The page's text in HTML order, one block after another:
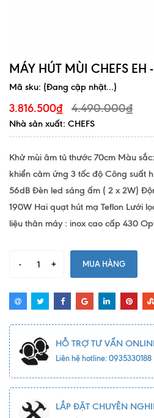
MÁY HÚT MÙI CHEFS EH
Mã sku: (Đang cập nhật...)
3.816.500₫ 4.490.000₫
Nhà sản xuất: CHEFS
Khử mùi âm tủ thước 70cm Màu
khiển cảm ứng 3 tốc độ Công suất
56dB Đèn led sáng ấm ( 2 x 2W)
190W Hai quạt hút mạ Teflon Lưới
liệu thân máy : inox cao cấp 430
- + MUA HÀNG
HỖ TRỢ TƯ VẤN
Liên hệ hotline: 0935330188
LẮP ĐẶT CHUYÊN